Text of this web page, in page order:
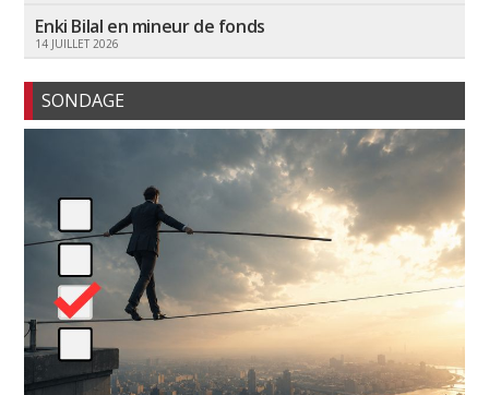
Enki Bilal en mineur de fonds
14 JUILLET 2026
SONDAGE